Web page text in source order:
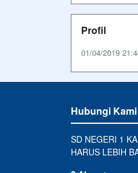
Profil
01/04/2019
Hubungi Kami
SD NEGERI 1
HARUS LEBIH